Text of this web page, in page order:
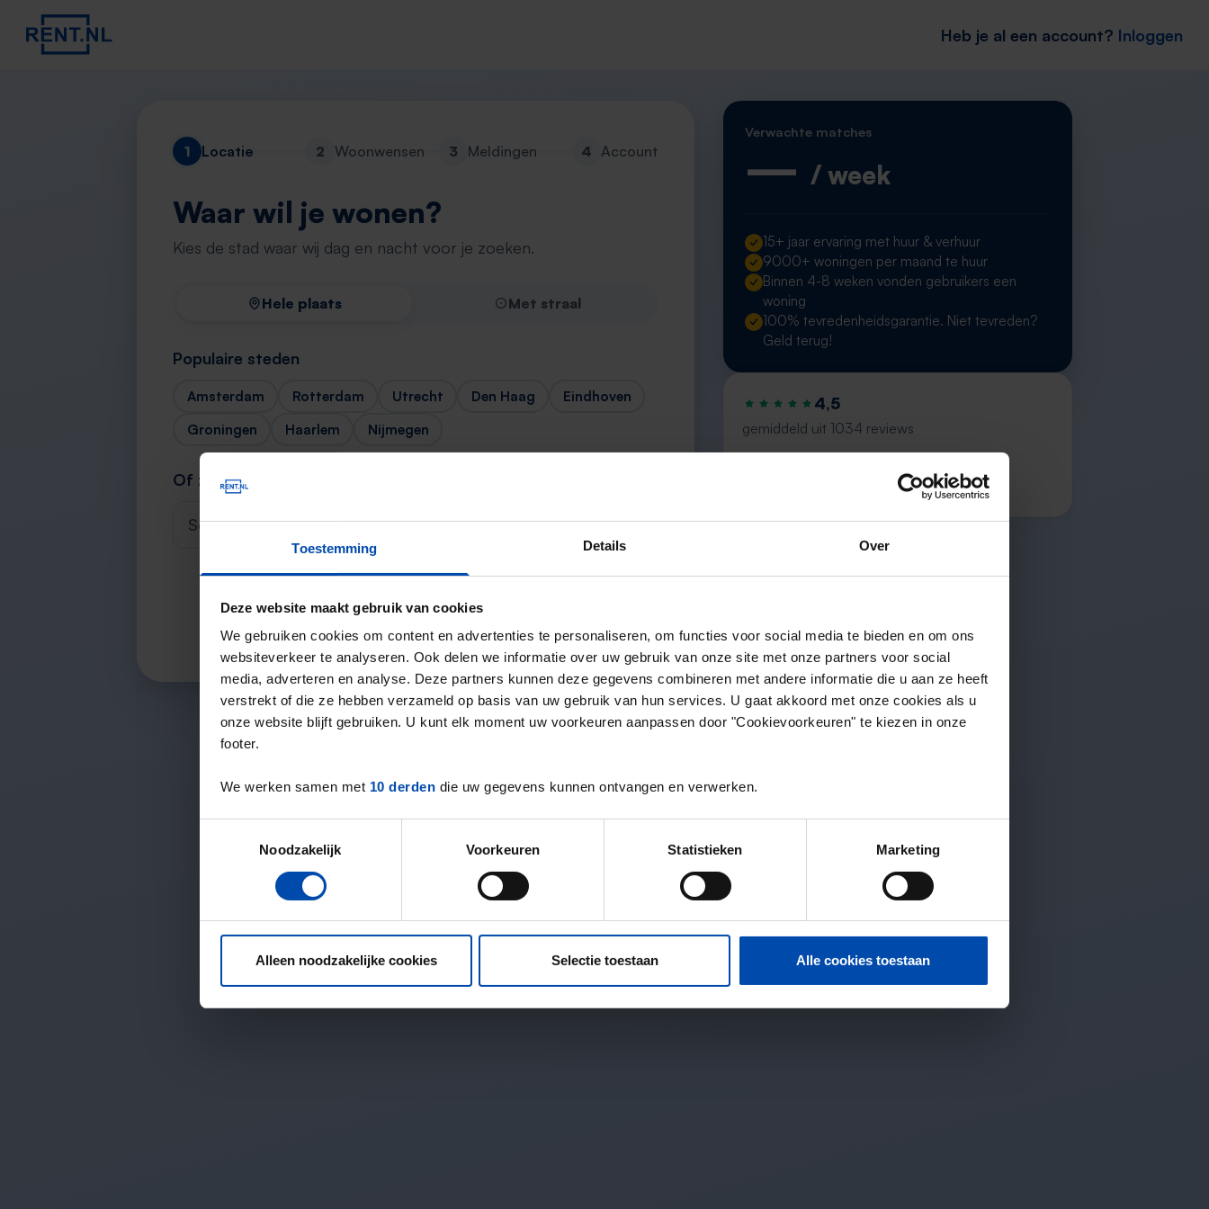
Toestemming Details Over
Deze website maakt gebruik van cookies
We gebruiken cookies om content en advertenties te personaliseren, om functies voor social media te bieden en om ons
websiteverkeer te analyseren. Ook delen we informatie over uw gebruik van onze site met onze partners voor social
media, adverteren en analyse. Deze partners kunnen deze gegevens combineren met andere informatie die u aan ze heeft
verstrekt of die ze hebben verzameld op basis van uw gebruik van hun services. U gaat akkoord met onze cookies als u
onze website blijft gebruiken. U kunt elk moment uw voorkeuren aanpassen door "Cookievoorkeuren" te kiezen in onze
footer.
We werken samen met 10 derden die uw gegevens kunnen ontvangen en verwerken.
Noodzakelijk
Voorkeuren Statistieken Marketing
Alleen noodzakelijke cookies Selectie toestaan Alle cookies toestaan
Heb je al een account? Inloggen
1 Locatie 2 Woonwensen 3 Meldingen 4 Account
Waar wil je wonen?
Kies de stad waar wij dag en nacht voor je zoeken.
Hele plaats Met straal
Populaire steden
Amsterdam Rotterdam Utrecht Den Haag
Eindhoven
Groningen
Haarlem Nijmegen
Of zoek je stad
Selecteer een plaats
Verwachte matches
— / week
15+ jaar ervaring met huur & verhuur
9000+ woningen per maand te huur
Binnen 4-8 weken vonden gebruikers een
woning
100% tevredenheidsgarantie. Niet tevreden?
Geld terug!
4,5
gemiddeld uit 1034 reviews